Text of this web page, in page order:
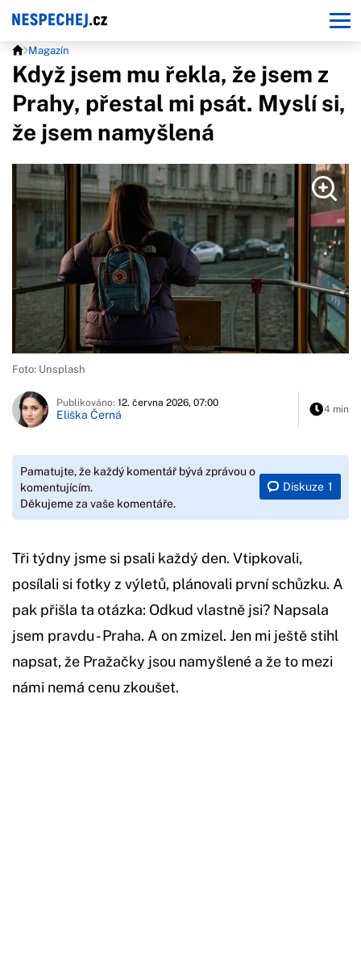
Magazín
Když jsem mu řekla, že jsem z
Prahy, přestal mi psát. Myslí si,
že jsem namyšlená
Foto: Unsplash
Publikováno: 12. června 2026, 07:00
Eliška Černá 4 min
Pamatujte, že každý komentář bývá zprávou o
komentujícím.
Děkujeme za vaše komentáře.
Diskuze 1
Tři týdny jsme si psali každý den. Vtipkovali,
posílali si fotky z výletů, plánovali první schůzku. A
pak přišla ta otázka: Odkud vlastně jsi? Napsala
jsem pravdu - Praha. A on zmizel. Jen mi ještě stihl
napsat, že Pražačky jsou namyšlené a že to mezi
námi nemá cenu zkoušet.